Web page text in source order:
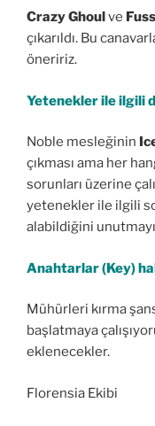
Crazy Ghoulve
çıkarıldı. Bu
öneririz.
Yetenekler ile ilgili
Noble mesleğinin
çıkması ama her
sorunları üzerine
yetenekler ile ilgili
alabildiğini
Anahtarlar (Key)
Mühürleri kırma
başlatmaya
eklenecekler.
Florensia Ekibi